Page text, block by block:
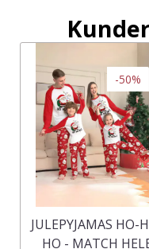
-50%
JULEPYJAMAS HO-
HO - MATCH